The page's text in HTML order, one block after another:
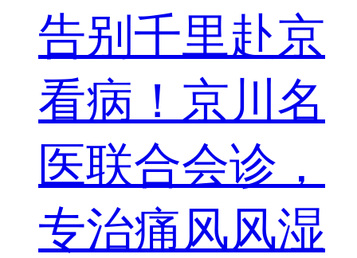
告别千里赴京
看病！京川名
医联合会诊，
专治痛风风湿